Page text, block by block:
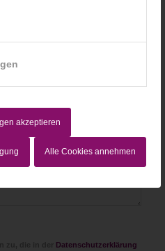
akzeptieren
Alle Cookies annehmen
Datenschutzerklärung